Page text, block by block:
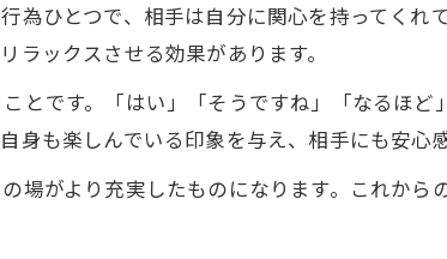
為ひとつで、相手は自分に関心を持ってくれ
ラックスさせる効果があります。
とです。「はい」「そうですね」「なるほ
も楽しんでいる印象を与え、相手にも安心
場がより充実したものになります。これから